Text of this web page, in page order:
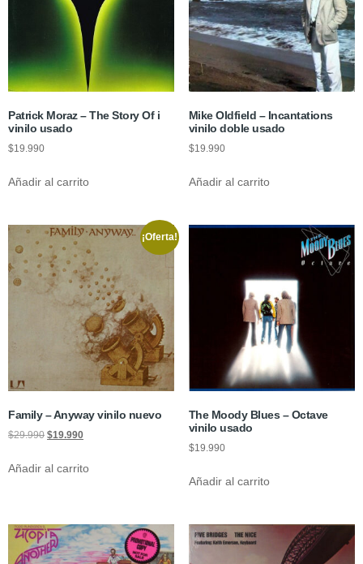
Patrick Moraz ‎– The Story Of i
vinilo usado
$19.990
Añadir al carrito
Mike Oldfield – Incantations
vinilo doble usado
$19.990
Añadir al carrito
¡Oferta!
Family – Anyway vinilo nuevo
$29.990 $19.990
Añadir al carrito
The Moody Blues – Octave
vinilo usado
$19.990
Añadir al carrito